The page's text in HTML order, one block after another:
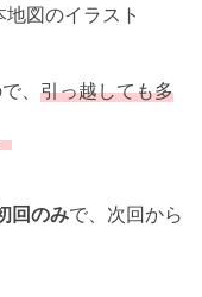
、 引っ越しても多
回のみで、次回から